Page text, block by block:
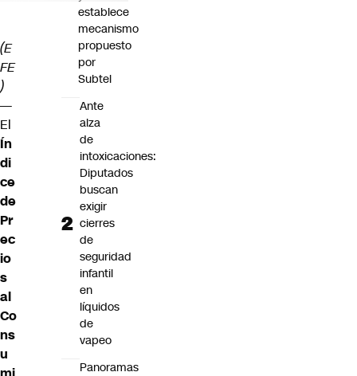
(E
FE
)
—
El
Ín
di
ce
de
Pr
ec
io
s
al
Co
ns
u
establece
mecanismo
propuesto
por
Subtel
Ante
alza
de
intoxicaciones:
Diputados
buscan
exigir
cierres
de
seguridad
infantil
en
líquidos
de
vapeo
Panoramas